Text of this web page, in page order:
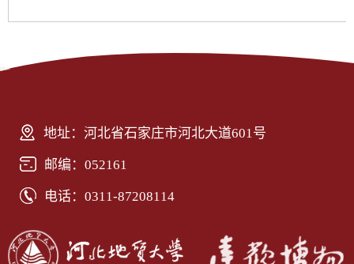
地址：河北省石家庄市河北大道601号
邮编：052161
电话：0311-87208114